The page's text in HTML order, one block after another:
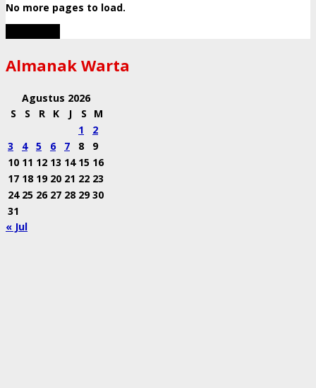
No more pages to load.
Almanak Warta
Agustus 2026
S
S R K J S
M
1
2
3
4 5 6 7 8
9
10 11 12 13 14 15 16
17 18 19 20 21 22 23
24 25 26 27 28 29 30
31
« Jul